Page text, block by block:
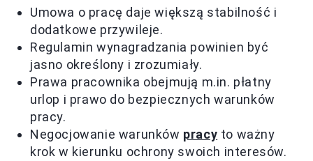
Umowa o pracę daje większą stabilność i
dodatkowe przywileje.
Regulamin wynagradzania powinien być
jasno określony i zrozumiały.
Prawa pracownika obejmują m.in. płatny
urlop i prawo do bezpiecznych warunków
pracy.
Negocjowanie warunków pracy to ważny
krok w kierunku ochrony swoich interesów.